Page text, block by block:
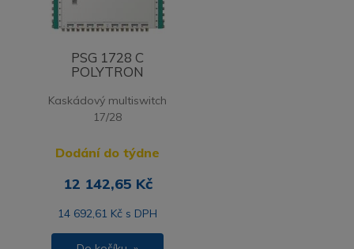
PSG 1728 C
POLYTRON
Kaskádový multiswitch
17/28
Dodání do týdne
12 142,65 Kč
14 692,61 Kč s DPH